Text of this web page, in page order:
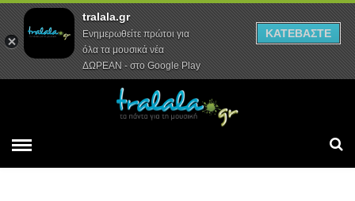
Αρχική Συνεντεύξεις Ρεπορτάζ
tralala.gr
Ενημερωθείτε πρώτοι για
όλα τα μουσικά νέα
ΔΩΡΕΑΝ - στο Google Play
ΚΑΤΕΒΑΣΤΕ